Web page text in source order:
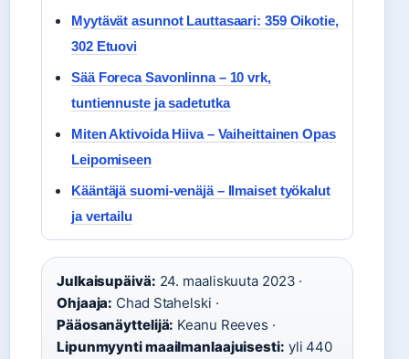
Myytävät asunnot Lauttasaari: 359 Oikotie,
302 Etuovi
Sää Foreca Savonlinna – 10 vrk,
tuntiennuste ja sadetutka
Miten Aktivoida Hiiva – Vaiheittainen Opas
Leipomiseen
Kääntäjä suomi-venäjä – Ilmaiset työkalut
ja vertailu
Julkaisupäivä: 24. maaliskuuta 2023 ·
Ohjaaja: Chad Stahelski ·
Pääosanäyttelijä: Keanu Reeves ·
Lipunmyynti maailmanlaajuisesti: yli 440